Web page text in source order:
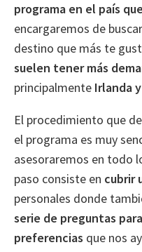
programa en el país
encargaremos de
destino que más te
suelen tener más
principalmente Irlanda
El procedimiento que
el programa es muy
asesoraremos en todo
paso consiste en cubrir
personales donde
serie de preguntas
preferencias que nos